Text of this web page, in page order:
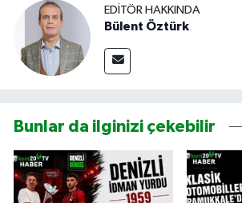
EDITÖR HAKKINDA
Bülent Öztürk
Bunlar da ilginizi çekebilir